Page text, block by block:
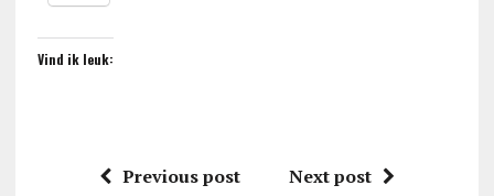
Vind ik leuk:
Previous post Next post